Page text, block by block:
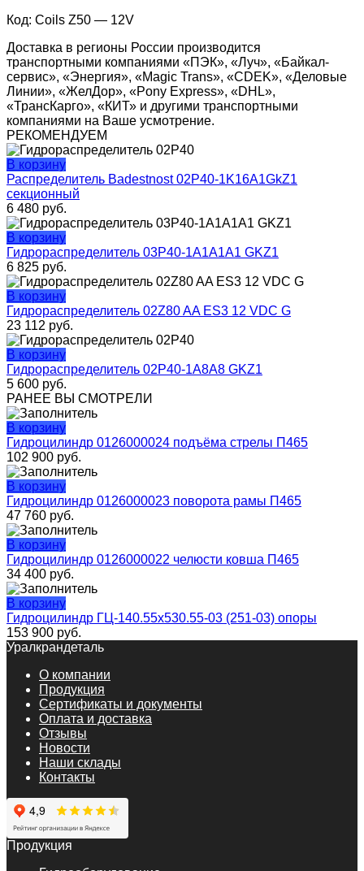
Код: Coils Z50 — 12V
Доставка в регионы России производится
транспортными компаниями «ПЭК», «Луч», «Байкал-
сервис», «Энергия», «Magic Trans», «CDEK», «Деловые
Линии», «ЖелДор», «Pony Express», «DHL»,
«ТрансКарго», «КИТ» и другими транспортными
компаниями на Ваше усмотрение.
РЕКОМЕНДУЕМ
В корзину
Распределитель Badestnost 02Р40-1K16A1GkZ1
секционный
6 480 руб.
В корзину
Гидрораспределитель 03P40-1A1A1A1 GKZ1
6 825 руб.
В корзину
Гидрораспределитель 02Z80 AA ES3 12 VDC G
23 112 руб.
В корзину
Гидрораспределитель 02Р40-1A8А8 GKZ1
5 600 руб.
РАНЕЕ ВЫ СМОТРЕЛИ
В корзину
Гидроцилиндр 0126000024 подъёма стрелы П465
102 900 руб.
В корзину
Гидроцилиндр 0126000023 поворота рамы П465
47 760 руб.
В корзину
Гидроцилиндр 0126000022 челюсти ковша П465
34 400 руб.
В корзину
Гидроцилиндр ГЦ-140.55х530.55-03 (251-03) опоры
153 900 руб.
Уралкрандеталь
О компании
Продукция
Сертификаты и документы
Оплата и доставка
Отзывы
Новости
Наши склады
Контакты
Продукция